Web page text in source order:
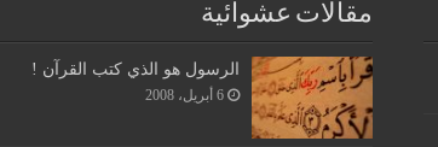
مقالات عشوائية
الرسول هو الذي كتب القرآن !
6 أبريل، 2008